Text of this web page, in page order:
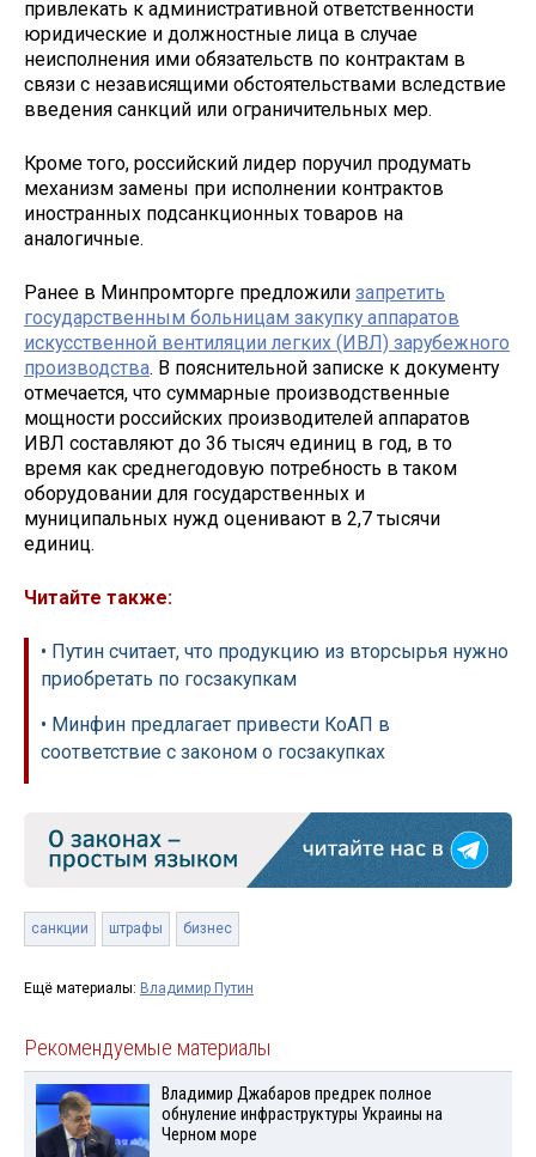
привлекать к административной ответственности
юридические и должностные лица в случае
неисполнения ими обязательств по контрактам в
связи с независящими обстоятельствами вследствие
введения санкций или ограничительных мер.
Кроме того, российский лидер поручил продумать
механизм замены при исполнении контрактов
иностранных подсанкционных товаров на
аналогичные.
Ранее в Минпромторге предложили запретить
государственным больницам закупку аппаратов
искусственной вентиляции легких (ИВЛ) зарубежного
производства. В пояснительной записке к документу
отмечается, что суммарные производственные
мощности российских производителей аппаратов
ИВЛ составляют до 36 тысяч единиц в год, в то
время как среднегодовую потребность в таком
оборудовании для государственных и
муниципальных нужд оценивают в 2,7 тысячи
единиц.
Читайте также:
• Путин считает, что продукцию из вторсырья нужно
приобретать по госзакупкам
• Минфин предлагает привести КоАП в
соответствие с законом о госзакупках
санкции штрафы бизнес
Ещё материалы: Владимир Путин
Рекомендуемые материалы
Владимир Джабаров предрек полное
обнуление инфраструктуры Украины на
Черном море